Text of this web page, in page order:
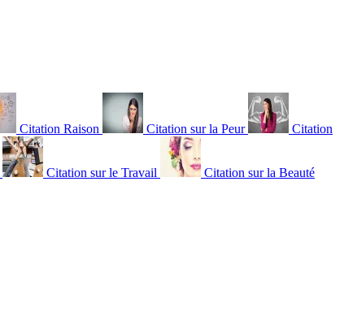
Citation Raison Citation sur la Peur Citation
Citation sur le Travail Citation sur la Beauté